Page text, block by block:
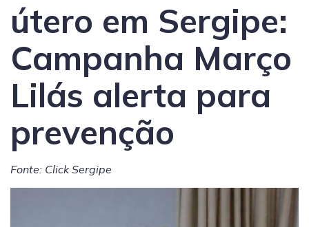
útero em Sergipe:
Campanha Março
Lilás alerta para
prevenção
Fonte: Click Sergipe